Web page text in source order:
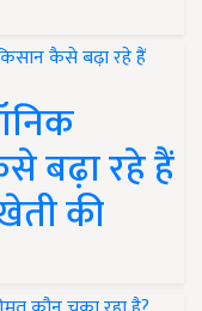
बढ़ा रहे हैं
की